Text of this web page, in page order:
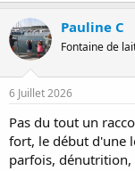
Pauline C
Fontaine de
6 Juillet 2026
Pas du tout un
fort, le début d'une
parfois,